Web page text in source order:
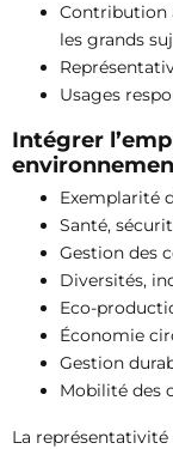
Contribution
les grands
Usages
Intégrer
Exemplarité
Santé,
Gestion des
Diversités,
Eco-
Économie
Gestion
Mobilité des
La